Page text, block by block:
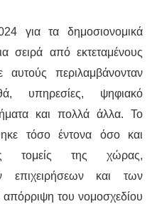
για τα δημοσιονομικά
σειρά από εκτεταμένους
αυτούς περιλαμβάνονταν
υπηρεσίες, ψηφιακό
και πολλά άλλα. Το
τόσο έντονα όσο και
τομείς της χώρας,
επιχειρήσεων και των
του νομοσχεδίου